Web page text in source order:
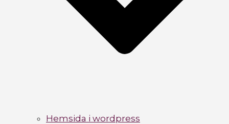
Hemsida i wordpress